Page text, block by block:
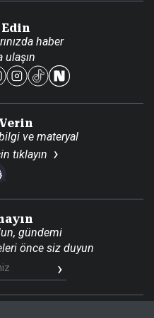
haber
ulaşın
ve materyal
tıklayın
gündemi
önce siz duyun